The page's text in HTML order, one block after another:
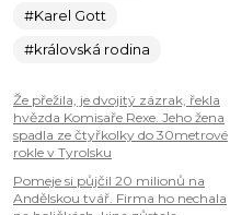
#Karel Gott
#královská rodina
Že přežila, je dvojitý zázrak, řekla
hvězda Komisaře Rexe. Jeho žena
spadla ze čtyřkolky do 30metrové
rokle v Tyrolsku
Pomeje si půjčil 20 milionů na
Andělskou tvář. Firma ho nechala